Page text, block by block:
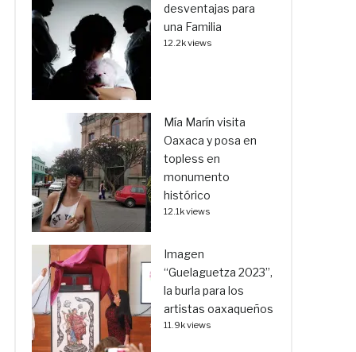
desventajas para
una Familia
12.2k views
Mía Marín visita
Oaxaca y posa en
topless en
monumento
histórico
12.1k views
Imagen
“Guelaguetza 2023”,
la burla para los
artistas oaxaqueños
11.9k views